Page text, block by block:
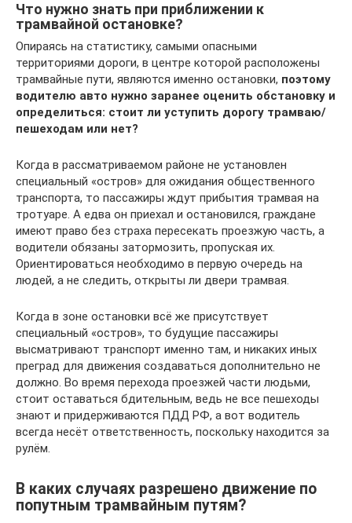
Что нужно знать при приближении к
трамвайной остановке?
Опираясь на статистику, самыми опасными
территориями дороги, в центре которой расположены
трамвайные пути, являются именно остановки, поэтому
водителю авто нужно заранее оценить обстановку и
определиться: стоит ли уступить дорогу трамваю/
пешеходам или нет?
Когда в рассматриваемом районе не установлен
специальный «остров» для ожидания общественного
транспорта, то пассажиры ждут прибытия трамвая на
тротуаре. А едва он приехал и остановился, граждане
имеют право без страха пересекать проезжую часть, а
водители обязаны затормозить, пропуская их.
Ориентироваться необходимо в первую очередь на
людей, а не следить, открыты ли двери трамвая.
Когда в зоне остановки всё же присутствует
специальный «остров», то будущие пассажиры
высматривают транспорт именно там, и никаких иных
преград для движения создаваться дополнительно не
должно. Во время перехода проезжей части людьми,
стоит оставаться бдительным, ведь не все пешеходы
знают и придерживаются ПДД РФ, а вот водитель
всегда несёт ответственность, поскольку находится за
рулём.
В каких случаях разрешено движение по
попутным трамвайным путям?